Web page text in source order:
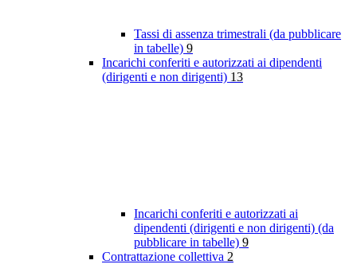
Tassi di assenza trimestrali (da pubblicare
in tabelle) 9
Incarichi conferiti e autorizzati ai dipendenti
(dirigenti e non dirigenti) 13
Incarichi conferiti e autorizzati ai
dipendenti (dirigenti e non dirigenti) (da
pubblicare in tabelle) 9
Contrattazione collettiva 2